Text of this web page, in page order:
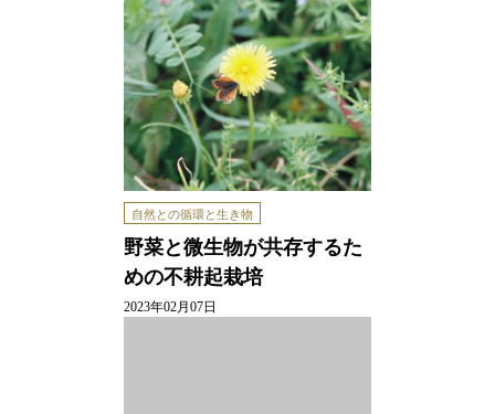
自然との循環と生き物
野菜と微生物が共存するた
めの不耕起栽培
2023年02月07日